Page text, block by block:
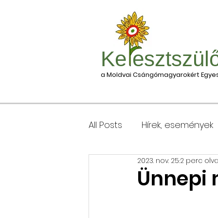
Ke
a Moldvai Csángómagyarokért
All Posts Hírek, események
Csomagleadás, érkezése
Ünnepi
2023. nov. 25.2 perc